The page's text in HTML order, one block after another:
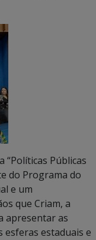
“Políticas Públicas
do Programa do
e um
que Criam, a
apresentar as
esferas estaduais e